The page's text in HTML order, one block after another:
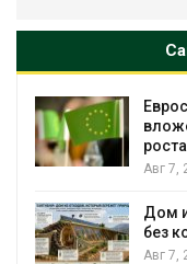
потребовал
в защиту природы
ущерба от пожаров
2026
старых шин может
и почти
2026